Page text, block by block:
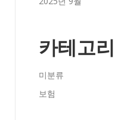
카테고리
미분류
보험